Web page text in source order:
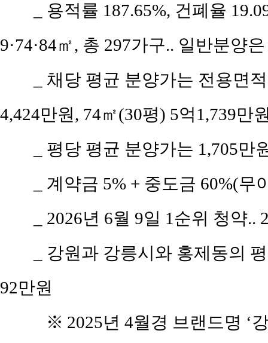
_ 용적률 187.65%, 건폐율
9·74·84㎡, 총 297가구.. 일반분양
_ 채당 평균 분양가는 전용면
4,424만원, 74㎡(30평) 5억1,739만
_ 평당 평균 분양가는 1,705
_ 계약금 5% + 중도금 60%(무
_ 2026년 6월 9일 1순위 청약
_ 강원과 강릉시와 홍제동의
92만원
※ 2025년 4월경 브랜드명 ‘